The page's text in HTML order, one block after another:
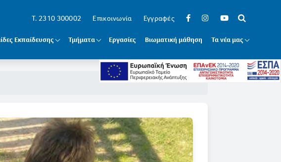
T. 2310 300002 Επικοινωνία Εγγραφές
Εκπαίδευσης Τμήματα Εργασίες Βιωματική μάθηση Τα νέα μας